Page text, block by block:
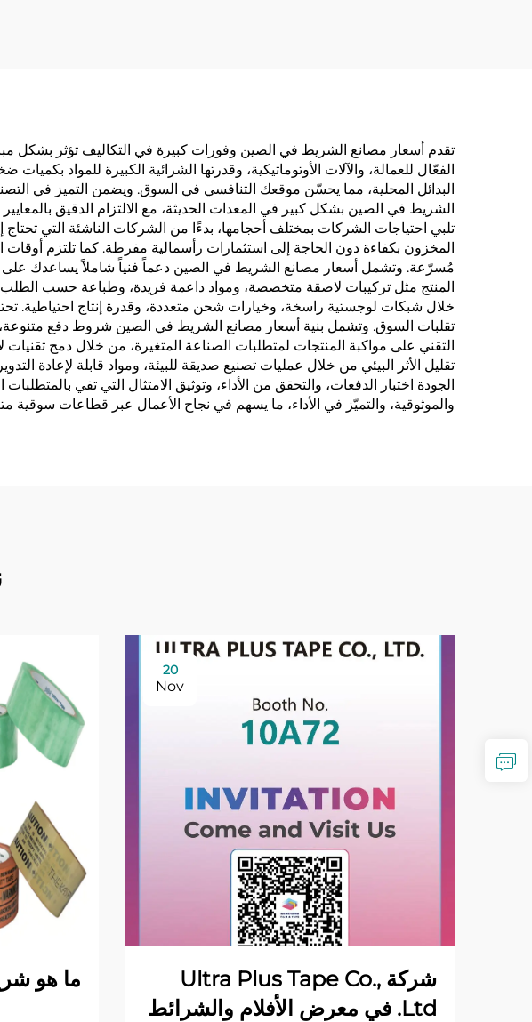
تقدم أسعار مصانع الشريط في الصين وفورات كبيرة في التكاليف تؤثر بشكل
الفعّال للعمالة، والآلات الأوتوماتيكية، وقدرتها الشرائية الكبيرة للمواد
البدائل المحلية، مما يحسّن موقعك التنافسي في السوق. ويضمن التميز في
الشريط في الصين بشكل كبير في المعدات الحديثة، مع الالتزام الدقيق
تلبي احتياجات الشركات بمختلف أحجامها، بدءًا من الشركات الناشئة التي
المخزون بكفاءة دون الحاجة إلى استثمارات رأسمالية مفرطة. كما تلتزم أوقات
مُسرّعة. وتشمل أسعار مصانع الشريط في الصين دعماً فنياً شاملاً يساعدك على
المنتج مثل تركيبات لاصقة متخصصة، ومواد داعمة فريدة، وطباعة حسب
خلال شبكات لوجستية راسخة، وخيارات شحن متعددة، وقدرة إنتاج احتياطية.
تقلبات السوق. وتشمل بنية أسعار مصانع الشريط في الصين شروط دفع متنوعة،
التقني على مواكبة المنتجات لمتطلبات الصناعة المتغيرة، من خلال دمج
تقليل الأثر البيئي من خلال عمليات تصنيع صديقة للبيئة، ومواد قابلة
الجودة اختبار الدفعات، والتحقق من الأداء، وتوثيق الامتثال التي تفي
والموثوقية، والتميّز في الأداء، ما يسهم في نجاح الأعمال عبر قطاعات سوقية
20
Nov
شركة Ultra Plus Tape Co.,
Ltd. في معرض الأفلام والشرائط
ما هو